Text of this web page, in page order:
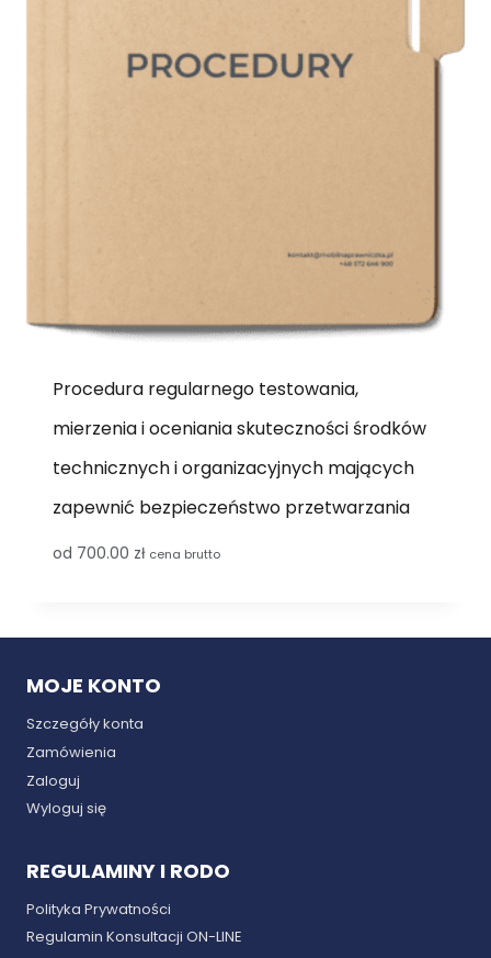
Procedura regularnego testowania,
mierzenia i oceniania skuteczności środków
technicznych i organizacyjnych mających
zapewnić bezpieczeństwo przetwarzania
od 700.00 zł cena brutto
MOJE KONTO
Szczegóły konta
Zamówienia
Zaloguj
Wyloguj się
REGULAMINY I RODO
Polityka Prywatności
Regulamin Konsultacji ON-LINE